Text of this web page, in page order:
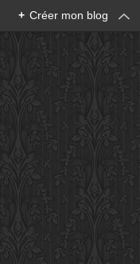
+ Créer mon blog